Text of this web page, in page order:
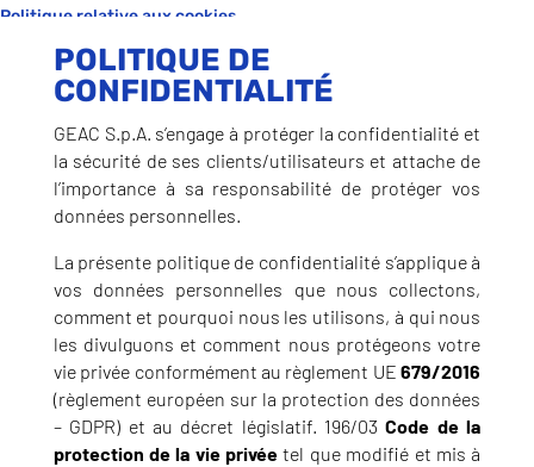
Politique relative aux cookies
Politique de confidentialité
POLITIQUE DE
CONFIDENTIALITÉ
GEAC S.p.A. s’engage à protéger la confidentialité et
la sécurité de ses clients/utilisateurs et attache de
l’importance à sa responsabilité de protéger vos
données personnelles.
La présente politique de confidentialité s’applique à
vos données personnelles que nous collectons,
comment et pourquoi nous les utilisons, à qui nous
les divulguons et comment nous protégeons votre
vie privée conformément au règlement UE679/2016
(règlement européen sur la protection des données
– GDPR) et au décret législatif. 196/03Code de la
protection de la vie privée tel que modifié et mis à